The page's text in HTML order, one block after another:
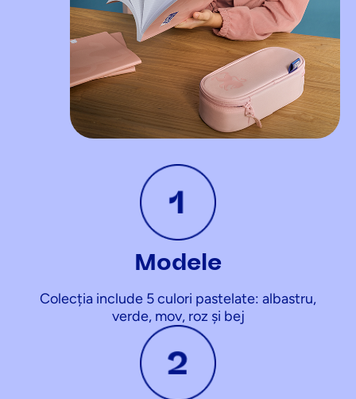
Modele
Colecția include 5 culori pastelate: albastru,
verde, mov, roz și bej